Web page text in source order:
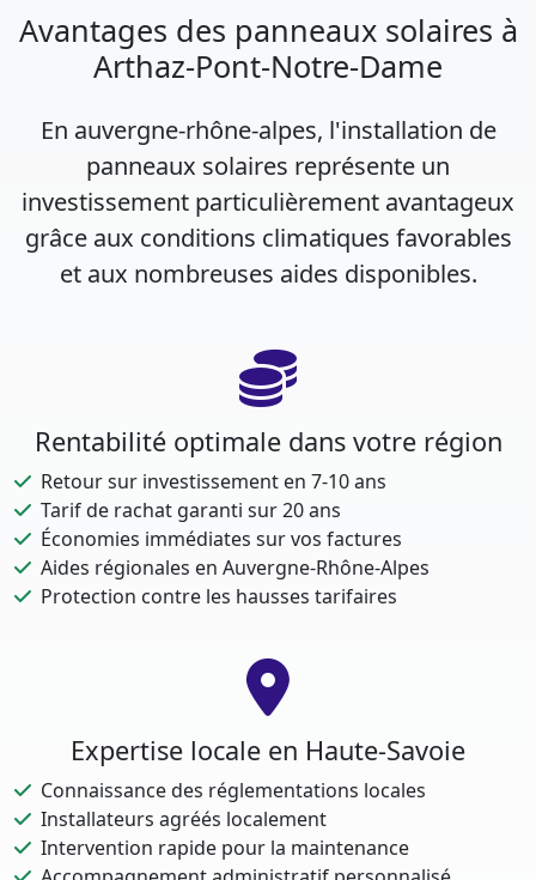
Avantages des panneaux solaires à
Arthaz-Pont-Notre-Dame
En auvergne-rhône-alpes, l'installation de
panneaux solaires représente un
investissement particulièrement avantageux
grâce aux conditions climatiques favorables
et aux nombreuses aides disponibles.
Rentabilité optimale dans votre région
Retour sur investissement en 7-10 ans
Tarif de rachat garanti sur 20 ans
Économies immédiates sur vos factures
Aides régionales en Auvergne-Rhône-Alpes
Protection contre les hausses tarifaires
Expertise locale en Haute-Savoie
Connaissance des réglementations locales
Installateurs agréés localement
Intervention rapide pour la maintenance